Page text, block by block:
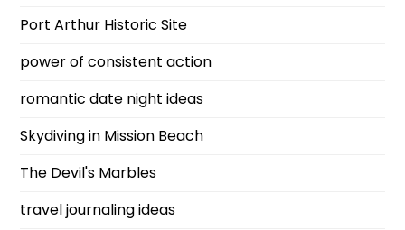
Port Arthur Historic Site
power of consistent action
romantic date night ideas
Skydiving in Mission Beach
The Devil's Marbles
travel journaling ideas